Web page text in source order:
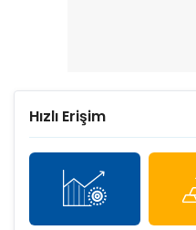
Hızlı Erişim